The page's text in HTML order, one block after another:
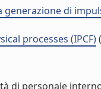
generazione di
processes (IPCF)
di personale